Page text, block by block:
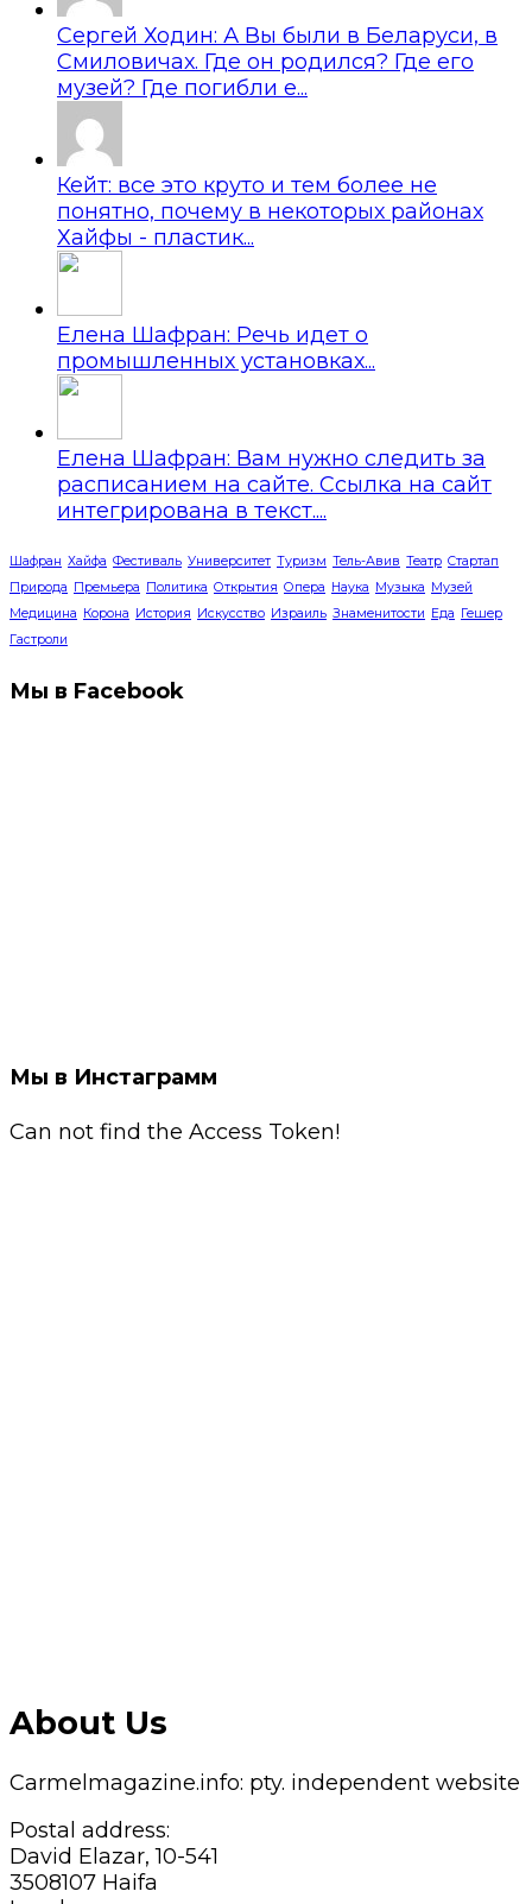
Сергей Ходин: А Вы были в Беларуси, в
Смиловичах. Где он родился? Где его
музей? Где погибли е...
Кейт: все это круто и тем более не
понятно, почему в некоторых районах
Хайфы - пластик...
Елена Шафран: Речь идет о
промышленных установках...
Елена Шафран: Вам нужно следить за
расписанием на сайте. Ссылка на сайт
интегрирована в текст....
Шафран Хайфа Фестиваль Университет Туризм Тель-Авив Театр Стартап
Природа Премьера Политика Открытия Опера Наука Музыка Музей
Медицина Корона История Искусство Израиль Знаменитости Еда Гешер
Гастроли
Мы в Facebook
Мы в Инстаграмм
Can not find the Access Token!
About Us
Carmelmagazine.info: pty. independent website
Postal address:
David Elazar, 10-541
3508107 Haifa